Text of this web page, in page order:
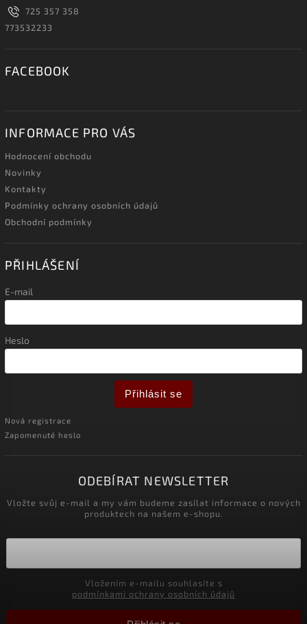
725 357 358
773532233
FACEBOOK
INFORMACE PRO VÁS
Hodnocení obchodu
Novinky
Kontakty
Podmínky ochrany osobních údajů
Obchodní podmínky
PŘIHLÁŠENÍ
E-mail
Heslo
Přihlásit se
Nová registrace
Zapomenuté heslo
ODEBÍRAT NEWSLETTER
Vložte svůj e-mail a my vám budeme zasílat informace o nových
produktech na našem e-shopu.
podmínkami ochrany osobních údajů